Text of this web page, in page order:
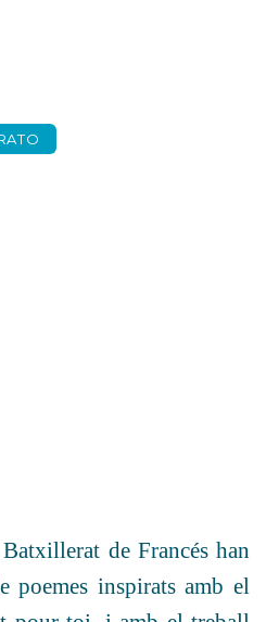
de Francés han
poemes inspirats amb el